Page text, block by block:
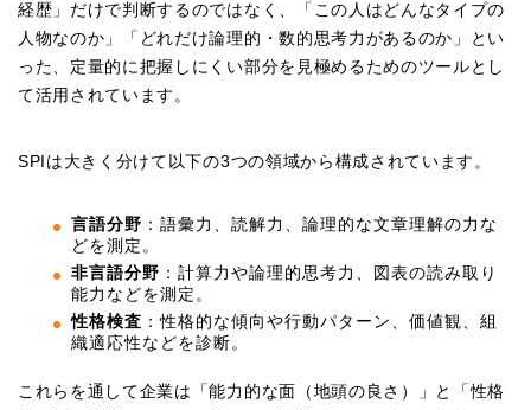
経歴」だけで判断するのではなく、「この人はどんなタイプの
人物なのか」「どれだけ論理的・数的思考力があるのか」とい
った、定量的に把握しにくい部分を見極めるためのツールとし
て活用されています。
SPIは大きく分けて以下の3つの領域から構成されています。
言語分野 ：語彙力、読解力、論理的な文章理解の力な
どを測定。
非言語分野 ：計算力や論理的思考力、図表の読み取り
能力などを測定。
性格検査 ：性格的な傾向や行動パターン、価値観、組
織適応性などを診断。
これらを通して企業は「能力的な面（地頭の良さ）」と「性格